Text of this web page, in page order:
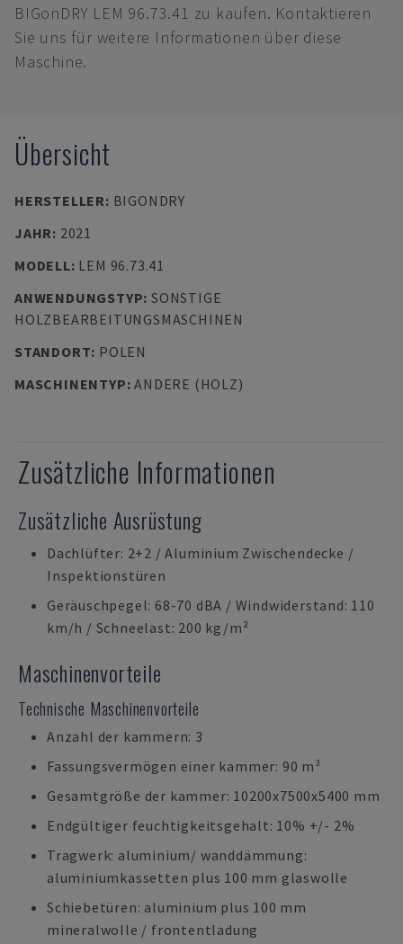
BIGonDRY LEM 96.73.41 zu kaufen. Kontaktieren
Sie uns für weitere Informationen über diese
Maschine.
Übersicht
HERSTELLER: BIGONDRY
JAHR: 2021
MODELL: LEM 96.73.41
ANWENDUNGSTYP: SONSTIGE
HOLZBEARBEITUNGSMASCHINEN
STANDORT: POLEN
MASCHINENTYP:ANDERE (HOLZ)
Zusätzliche Informationen
Zusätzliche Ausrüstung
Dachlüfter: 2+2 / Aluminium Zwischendecke /
Inspektionstüren
Geräuschpegel: 68-70 dBA / Windwiderstand: 110
km/h / Schneelast: 200 kg/m²
Maschinenvorteile
Technische Maschinenvorteile
Anzahl der kammern: 3
Fassungsvermögen einer kammer: 90 m³
Gesamtgröße der kammer: 10200x7500x5400 mm
Endgültiger feuchtigkeitsgehalt: 10% +/- 2%
Tragwerk: aluminium/ wanddämmung:
aluminiumkassetten plus 100 mm glaswolle
Schiebetüren: aluminium plus 100 mm
mineralwolle / frontentladung